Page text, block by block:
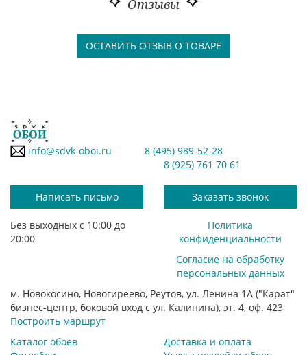
Отзывы
ОСТАВИТЬ ОТЗЫВ О ТОВАРЕ
info@sdvk-oboi.ru
8 (495) 989-52-28
8 (925) 761 70 61
Написать письмо Заказать звонок
Без выходных с 10:00 до
20:00
Политика
конфиденциальности
Согласие на обработку
персональных данных
м. Новокосино, Новогиреево, Реутов, ул. Ленина 1А ("Карат"
бизнес-центр, боковой вход с ул. Калинина), эт. 4, оф. 423
Построить маршрут
Каталог обоев
Доставка и оплата